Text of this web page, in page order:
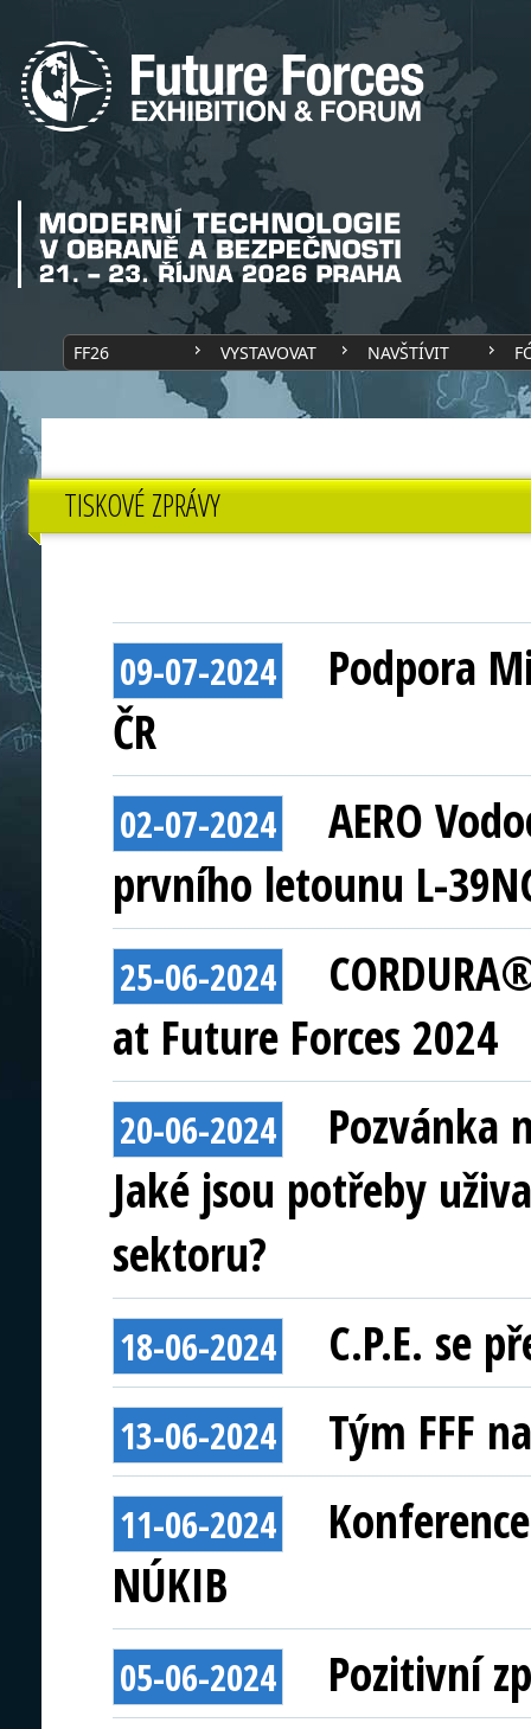
FF26 VYSTAVOVAT NAVŠTÍVIT
TISKOVÉ ZPRÁVY
09-07-2024
Podpora
ČR
02-07-2024
AERO
prvního letounu L-
25-06-2024
at Future Forces 2024
20-06-2024
Pozvánka
Jaké jsou potřeby
sektoru?
18-06-2024 C.P.E. se
13-06-2024 Tým FFF
11-06-2024
NÚKIB
05-06-2024 Pozitivní